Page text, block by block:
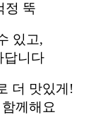
정 뚝
있고,
답니다
더 맛있게!
께해요